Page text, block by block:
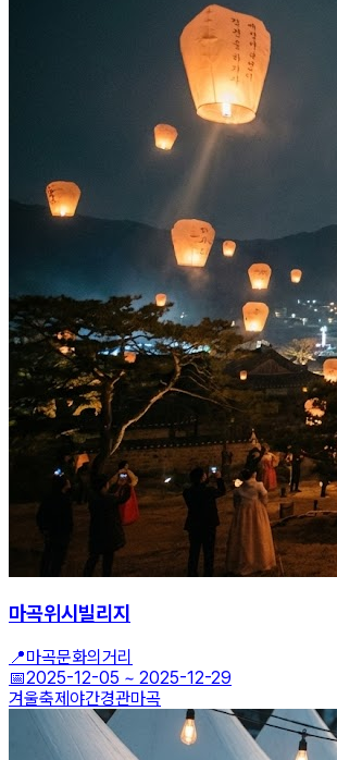
마곡위시빌리지
📍마곡문화의거리
📅2025-12-05 ~ 2025-12-29
겨울축제야간경관마곡